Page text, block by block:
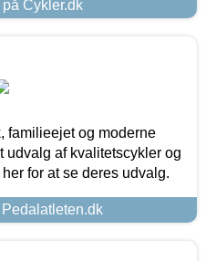
Cykler.dk
familieejet og moderne
udvalg af kvalitetscykler og
for at se deres udvalg.